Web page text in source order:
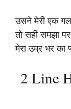
उसने मेरी एक
तो सही समझा
मेरा उम्र भर का
2 Line